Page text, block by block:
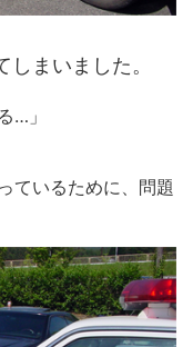
まいました。
…」
ているために、問題